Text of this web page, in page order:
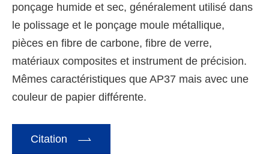
ponçage humide et sec, généralement utilisé dans
le polissage et le ponçage moule métallique,
pièces en fibre de carbone, fibre de verre,
matériaux composites et instrument de précision.
Mêmes caractéristiques que AP37 mais avec une
couleur de papier différente.
Citation 